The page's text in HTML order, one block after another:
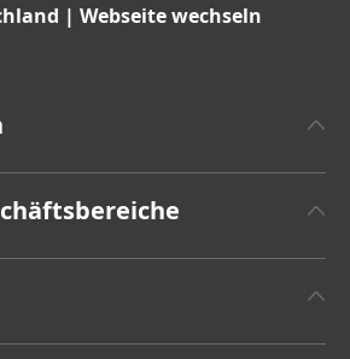
| Webseite wechseln